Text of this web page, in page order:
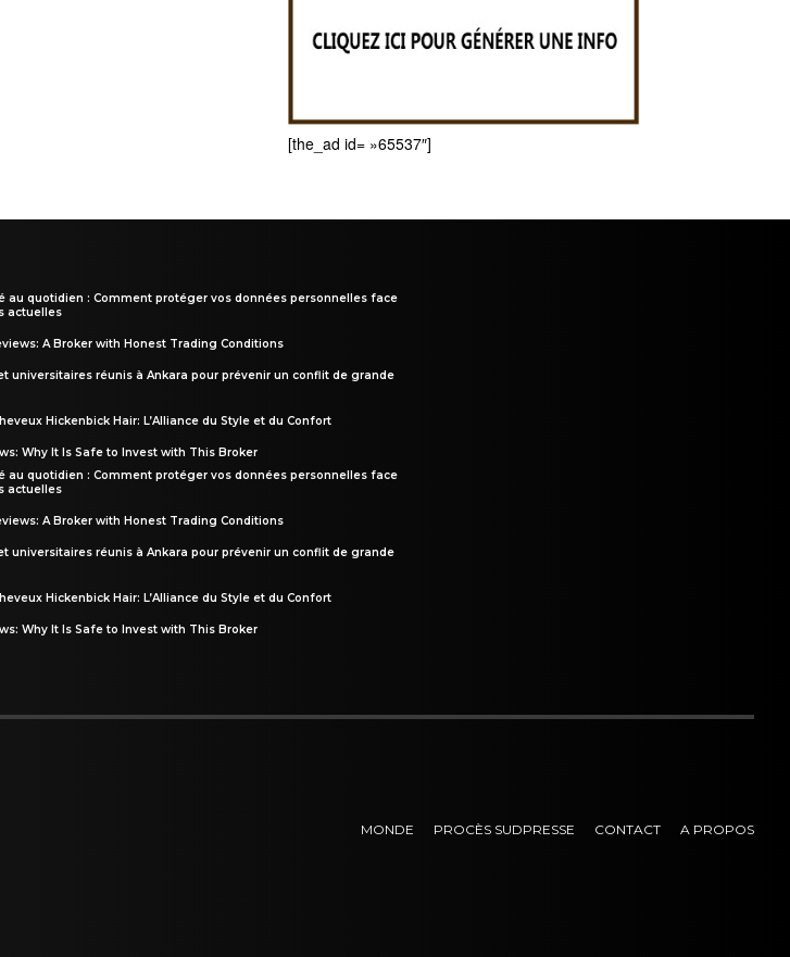
[the_ad id= »65537″]
au quotidien : Comment protéger vos données personnelles face
actuelles
A Broker with Honest Trading Conditions
universitaires réunis à Ankara pour prévenir un conflit de grande
Hickenbick Hair: L’Alliance du Style et du Confort
Why It Is Safe to Invest with This Broker
au quotidien : Comment protéger vos données personnelles face
actuelles
A Broker with Honest Trading Conditions
universitaires réunis à Ankara pour prévenir un conflit de grande
Hickenbick Hair: L’Alliance du Style et du Confort
Why It Is Safe to Invest with This Broker
MONDE PROCÈS SUDPRESSE CONTACT A PROPOS